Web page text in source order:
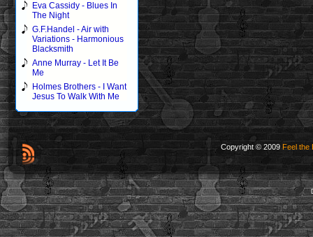
Eva Cassidy - Blues In
The Night
G.F.Handel - Air with
Variations - Harmonious
Blacksmith
Anne Murray - Let It Be
Me
Holmes Brothers - I Want
Jesus To Walk With Me
Copyright © 2009 Feel the